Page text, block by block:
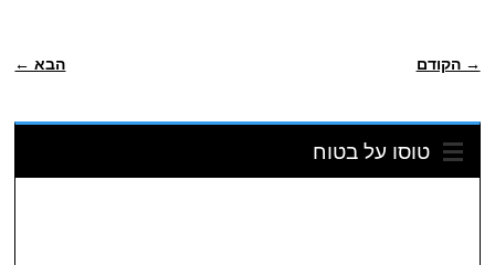
→ הקודם הבא ←
טוסו על בטוח